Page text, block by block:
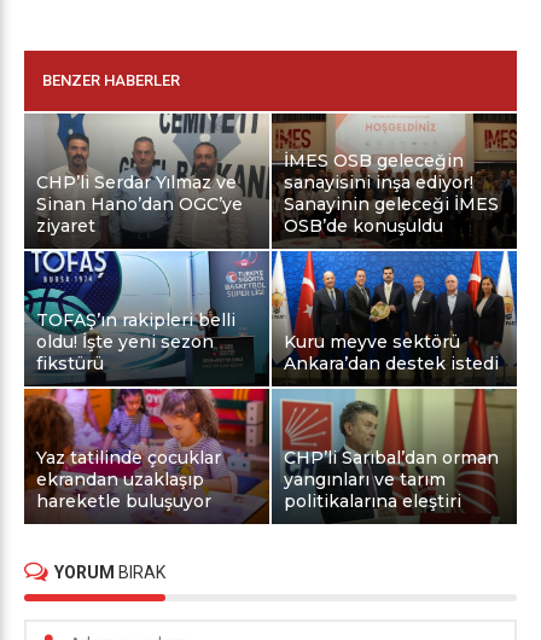
BENZER HABERLER
CHP’li Serdar Yılmaz ve
Sinan Hano’dan OGC’ye
ziyaret
İMES OSB geleceğin
sanayisini inşa ediyor!
Sanayinin geleceği İMES
OSB’de konuşuldu
TOFAŞ’ın rakipleri belli
oldu! İşte yeni sezon
fikstürü
Kuru meyve sektörü
Ankara’dan destek istedi
Yaz tatilinde çocuklar
ekrandan uzaklaşıp
hareketle buluşuyor
CHP’li Sarıbal’dan orman
yangınları ve tarım
politikalarına eleştiri
YORUM BIRAK